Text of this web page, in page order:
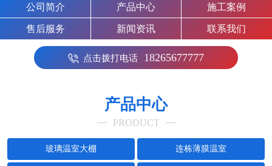
公司简介 产品中心 施工案例
售后服务 新闻资讯 联系我们
点击拨打电话 18265677777
产品中心
PRODUCT
玻璃温室大棚 连栋薄膜温室